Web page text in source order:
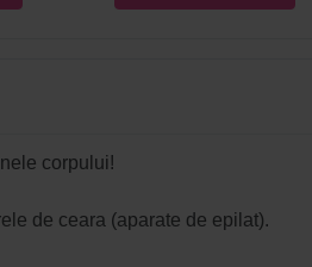
corpului!
de ceara (aparate de epilat).